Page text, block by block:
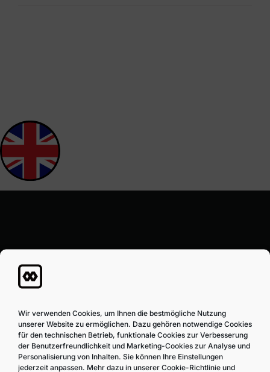
Wir verwenden Cookies, um Ihnen die bestmögliche Nutzung
unserer Website zu ermöglichen. Dazu gehören notwendige Cookies
für den technischen Betrieb, funktionale Cookies zur Verbesserung
der Benutzerfreundlichkeit und Marketing-Cookies zur Analyse und
Personalisierung von Inhalten. Sie können Ihre Einstellungen
jederzeit anpassen. Mehr dazu in unserer Cookie-Richtlinie und
Kunststoffverarbeitung und im
NAVIGATION
Übersicht